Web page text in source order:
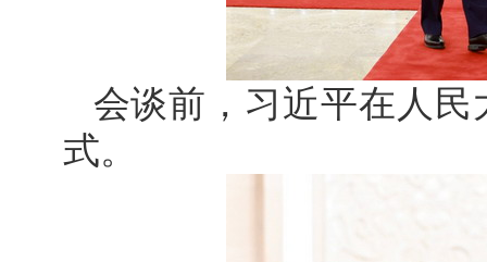
会谈前，习近平在人
式。